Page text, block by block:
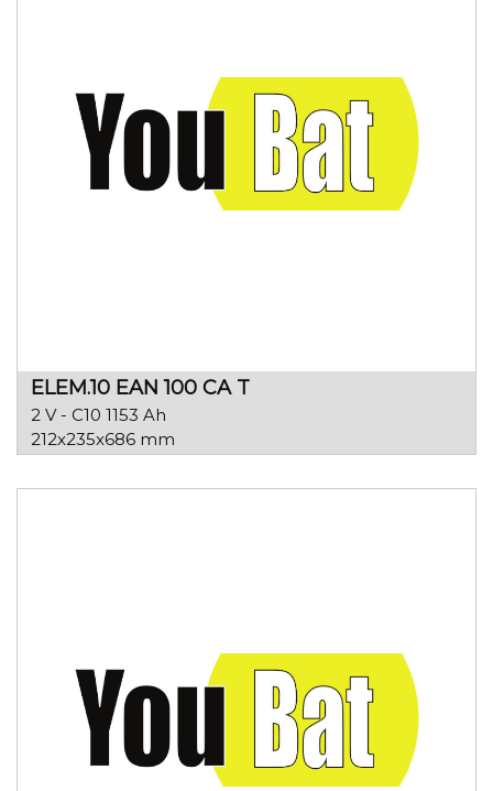
ELEM.10 EAN 100 CA T
2 V - C10 1153 Ah
212x235x686 mm